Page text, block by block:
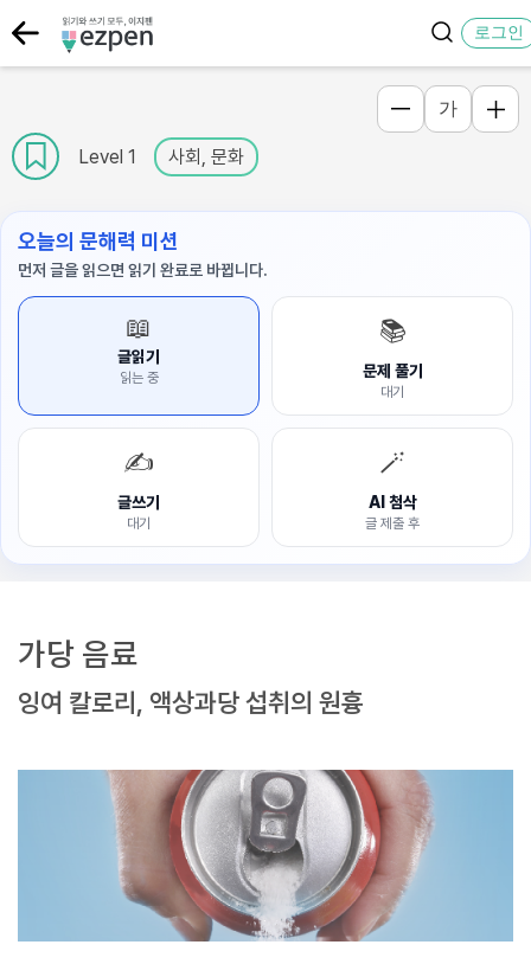
로그인
Level 1 사회, 문화
가
오늘의 문해력 미션
먼저 글을 읽으면 읽기 완료로 바뀝니다.
📖
글읽기
읽는 중
📚
문제 풀기
대기
✍️
글쓰기
대기
🪄
AI 첨삭
글 제출 후
가당 음료
잉여 칼로리, 액상과당 섭취의 원흉